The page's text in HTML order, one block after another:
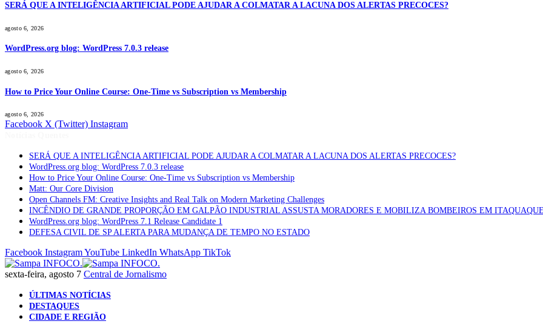
SERÁ QUE A INTELIGÊNCIA ARTIFICIAL PODE AJUDAR A COLMATAR A LACUNA DOS ALERTAS PRECOCES?
agosto 6, 2026
WordPress.org blog: WordPress 7.0.3 release
agosto 6, 2026
How to Price Your Online Course: One-Time vs Subscription vs Membership
agosto 6, 2026
Facebook X (Twitter) Instagram
SERÁ QUE A INTELIGÊNCIA ARTIFICIAL PODE AJUDAR A COLMATAR A LACUNA DOS ALERTAS PRECOCES?
WordPress.org blog: WordPress 7.0.3 release
How to Price Your Online Course: One-Time vs Subscription vs Membership
Matt: Our Core Division
Open Channels FM: Creative Insights and Real Talk on Modern Marketing Challenges
INCÊNDIO DE GRANDE PROPORÇÃO EM GALPÃO INDUSTRIAL ASSUSTA MORADORES E MOBILIZA BOMBEIROS EM
WordPress.org blog: WordPress 7.1 Release Candidate 1
DEFESA CIVIL DE SP ALERTA PARA MUDANÇA DE TEMPO NO ESTADO
Facebook InstagramYouTube LinkedIn WhatsApp TikTok
sexta-feira, agosto 7 Central de Jornalismo
ÚLTIMAS NOTÍCIAS
DESTAQUES
CIDADE E REGIÃO